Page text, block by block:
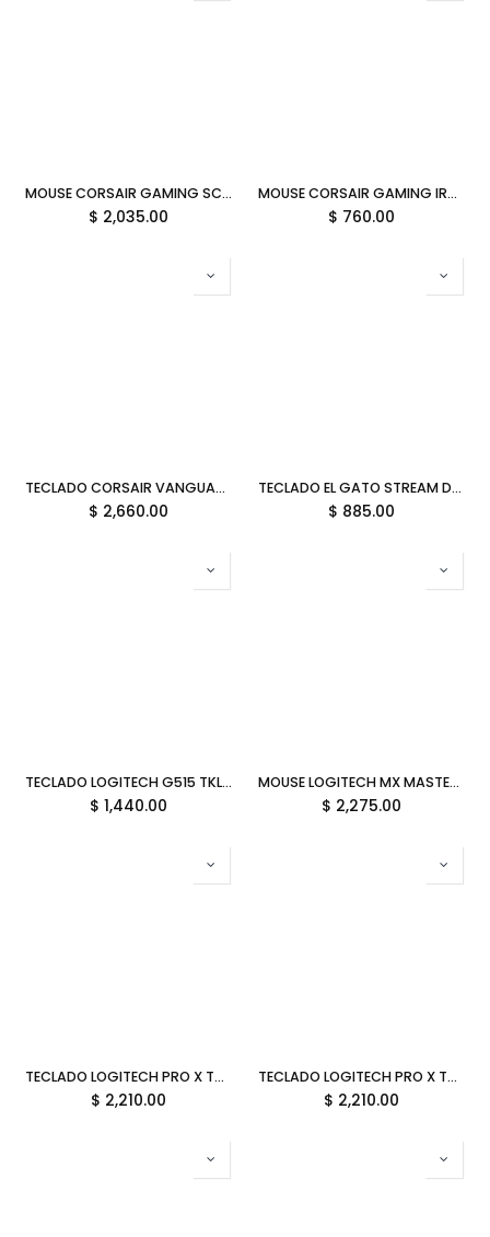
MOUSE CORSAIR GAMING SCIMITAR ELITE WIRELESS SE RGB 16 BOTONES PROGRAMABLES 33000DPI BLANCO CH-9314011-WW 12M DE GARANTIA
$ 2,035.00
MOUSE CORSAIR GAMING IRONCLAW RGB 18000DPI NEGRO CH-9307011-NA 12M DE GARANTIA
$ 760.00
TECLADO CORSAIR VANGUARD 96 MLX PLASMA MECANICO RGB REPOSA MANOS MAGNETICO ALAMBRICO PANTALLA LCD CH-91E901E-NA 12M DE GARANTIA
$ 2,660.00
TECLADO EL GATO STREAM DECK EDICION DISCORD 6 TECLAS MINI LCD PERSONALISABLES 10GAI9931 11M DE GARANTIA
$ 885.00
TECLADO LOGITECH G515 TKL INGLES USB-A RGB NEGRO 920-012868 11M DE GARANTIA
$ 1,440.00
MOUSE LOGITECH MX MASTER 4 BLUETOOTH USB-C PANEL HAPTIC 910-007565 11M DE GARANTIA
$ 2,275.00
TECLADO LOGITECH PRO X TKL RAPID RGB USB INGLES ROSA 920-013133 11M DE GARANTIA
$ 2,210.00
TECLADO LOGITECH PRO X TKL RAPID RGB USB INGLES BLANCO 920-013132 11M DE GARANTIA
$ 2,210.00